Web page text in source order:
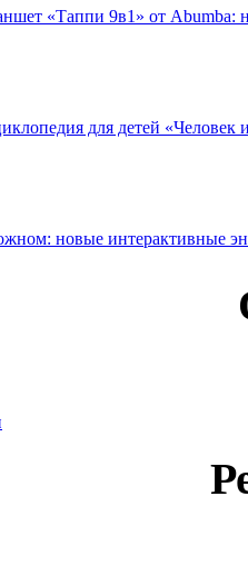
«Таппи 9в1» от Abumba:
для детей
новые интерактивные